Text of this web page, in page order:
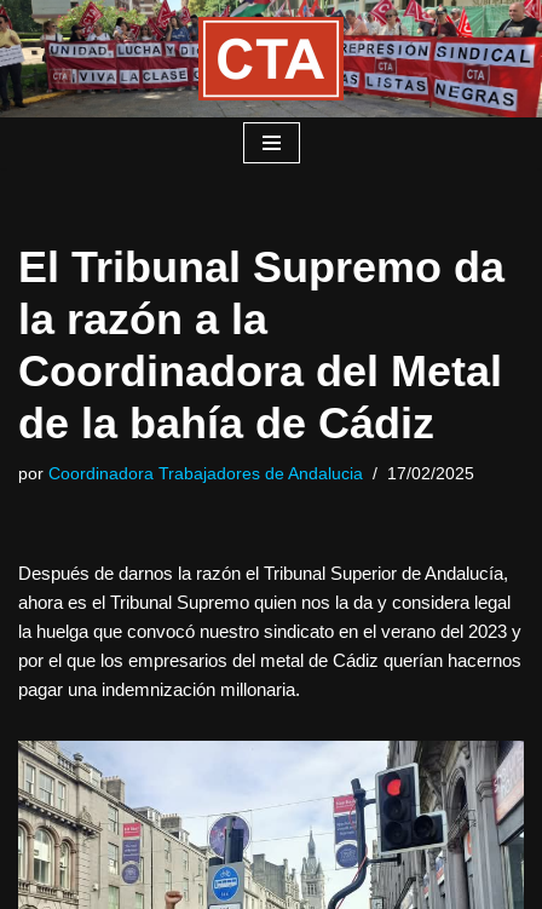
Saltar
al
contenido
El Tribunal Supremo da
la razón a la
Coordinadora del Metal
de la bahía de Cádiz
por Coordinadora Trabajadores de Andalucia 17/02/2025
Después de darnos la razón el Tribunal Superior de Andalucía,
ahora es el Tribunal Supremo quien nos la da y considera legal
la huelga que convocó nuestro sindicato en el verano del 2023 y
por el que los empresarios del metal de Cádiz querían hacernos
pagar una indemnización millonaria.